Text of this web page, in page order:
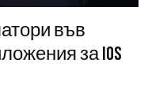
във
за iOS